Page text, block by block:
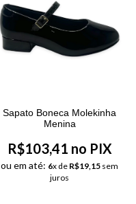
Sapato Boneca Molekinha
Menina
R$103,41 no PIX
ou em até: 6x de R$19,15 sem
juros